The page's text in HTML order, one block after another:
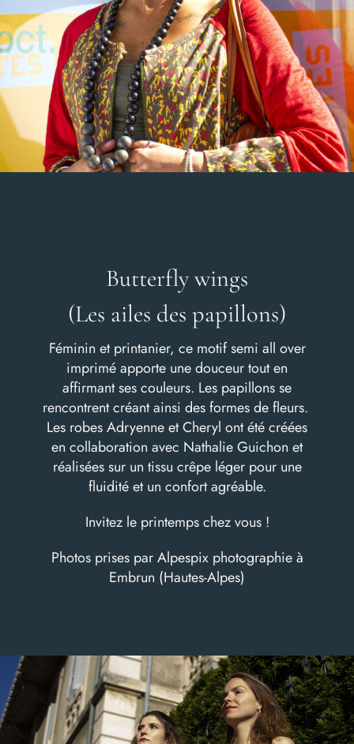
Butterfly wings
(Les ailes des papillons)
Féminin et printanier, ce motif semi all over
imprimé apporte une douceur tout en
affirmant ses couleurs. Les papillons se
rencontrent créant ainsi des formes de fleurs.
Les robes Adryenne et Cheryl ont été créées
en collaboration avec Nathalie Guichon et
réalisées sur un tissu crêpe léger pour une
fluidité et un confort agréable.
Invitez le printemps chez vous !
Photos prises parAlpespix photographieà
Embrun (Hautes-Alpes)